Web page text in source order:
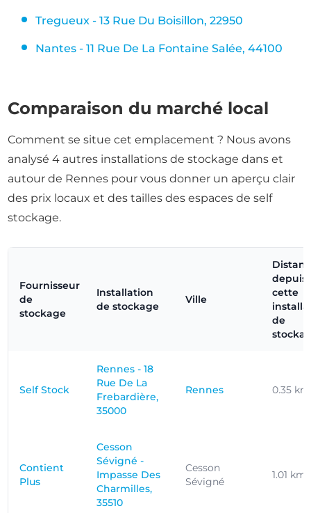
Tregueux - 13 Rue Du Boisillon, 22950
Nantes - 11 Rue De La Fontaine Salée, 44100
Comparaison du marché local
Comment se situe cet emplacement ? Nous avons
analysé 4 autres installations de stockage dans et
autour de Rennes pour vous donner un aperçu clair
des prix locaux et des tailles des espaces de self
stockage.
Fournisseur
de
stockage
Installation
de stockage
Ville
depuis
cette
de
Self Stock
Rennes - 18
Rue De La
Frebardière,
35000
Rennes 0.35 km
Contient
Plus
Cesson
Sévigné -
Impasse Des
Charmilles,
35510
Cesson
Sévigné
1.01 km